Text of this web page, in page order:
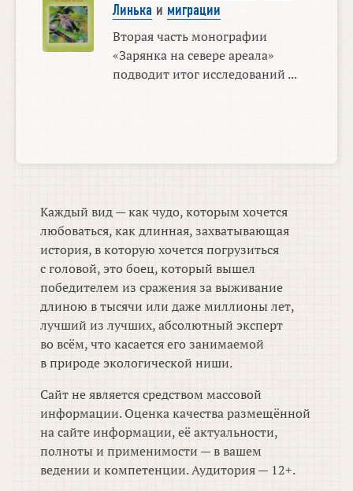
Линька и миграции
Вторая часть монографии
«Зарянка на севере ареала»
подводит итог исследований ...
Каждый вид — как чудо, которым хочется
любоваться, как длинная, захватывающая
история, в которую хочется погрузиться
с головой, это боец, который вышел
победителем из сражения за выживание
длиною в тысячи или даже миллионы лет,
лучший из лучших, абсолютный эксперт
во всём, что касается его занимаемой
в природе экологической ниши.
Сайт не является средством массовой
информации. Оценка качества размещённой
на сайте информации, её актуальности,
полноты и применимости — в вашем
ведении и компетенции. Аудитория — 12+.